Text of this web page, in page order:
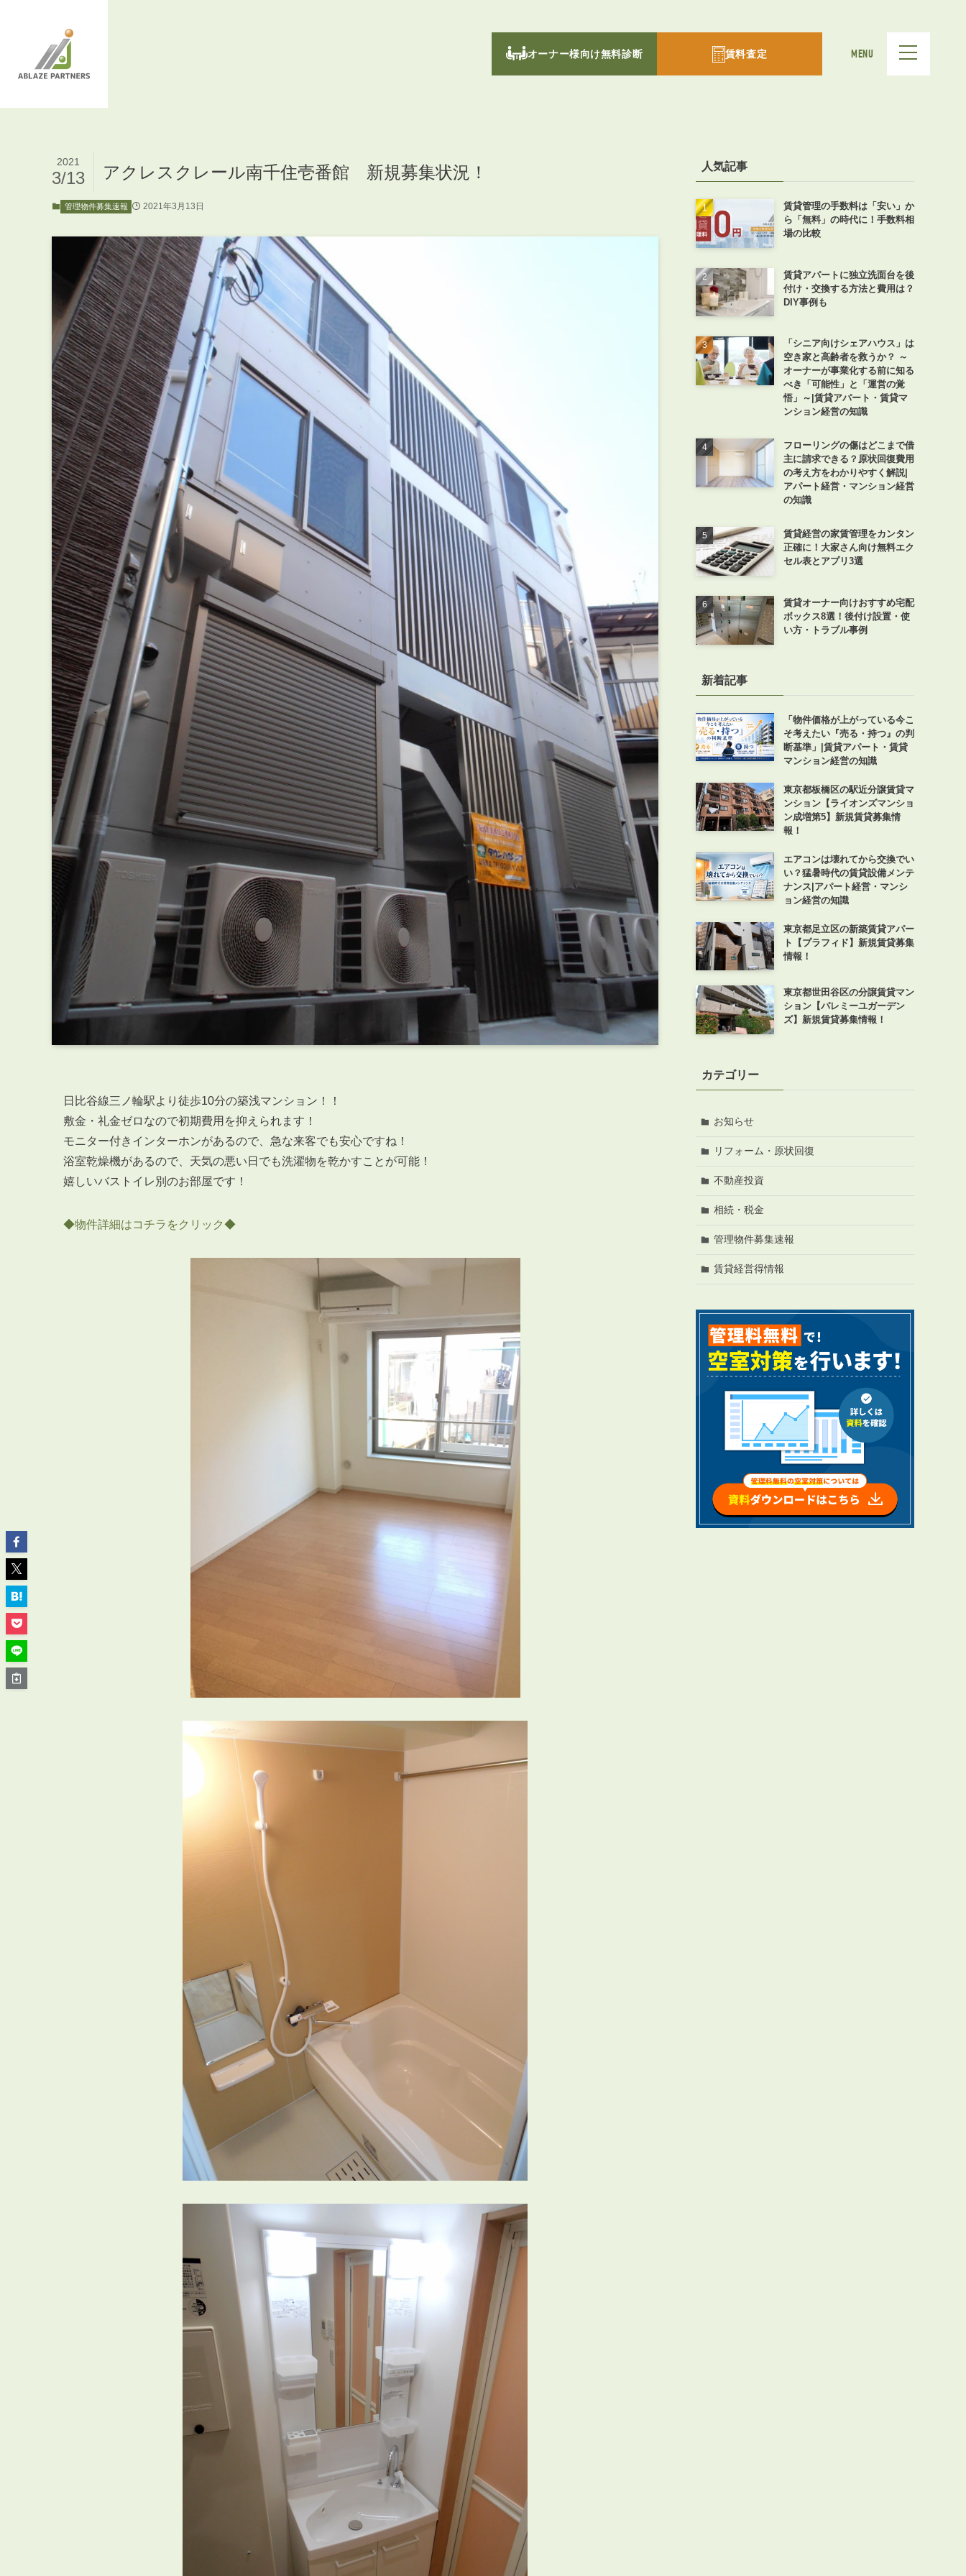
オーナー様向け無料診断 賃料査定 MENU
3POINT 空室解消!3つの自信
自慢の「賃料設定」／マーケティング
仲介会社とのネットワークで情報提供力に自信あり
物件プロモーション＆バリューアップリフォーム
RENTALアブレイズの賃貸管理
管理料無料について
４つの強み
報酬と独自の保証内容
手続きの流れ
賃料査定について
マンションの自主管理について
アパートの大規模修繕について
アパートの監視カメラ設置について
会員登録
賃貸仲介会社様向け物件検索ログイン
仲介業者向け・申込方法
お問い合わせ
03-6262-9556
※音声ガイダンス④を押してください。
【受付時間】10:00~19:00（定休日：水曜日）
アクレスクレール南千住壱番館 新規募集状況！
2021
3/13
管理物件募集速報 2021年3月13日
日比谷線三ノ輪駅より徒歩10分の築浅マンション！！
敷金・礼金ゼロなので初期費用を抑えられます！
モニター付きインターホンがあるので、急な来客でも安心ですね！
浴室乾燥機があるので、天気の悪い日でも洗濯物を乾かすことが可能！
嬉しいバストイレ別のお部屋です！
◆物件詳細はコチラをクリック◆
人気記事
賃貸管理の手数料は「安い」か
ら「無料」の時代に！手数料相
場の比較
賃貸アパートに独立洗面台を後
付け・交換する方法と費用は？
DIY事例も
「シニア向けシェアハウス」は
空き家と高齢者を救うか？ ～
オーナーが事業化する前に知る
べき「可能性」と「運営の覚
悟」～|賃貸アパート・賃貸マ
ンション経営の知識
フローリングの傷はどこまで借
主に請求できる？原状回復費用
の考え方をわかりやすく解説|
アパート経営・マンション経営
の知識
賃貸経営の家賃管理をカンタン
正確に！大家さん向け無料エク
セル表とアプリ3選
賃貸オーナー向けおすすめ宅配
ボックス8選！後付け設置・使
い方・トラブル事例
新着記事
「物件価格が上がっている今こ
そ考えたい『売る・持つ』の判
断基準」|賃貸アパート・賃貸
マンション経営の知識
東京都板橋区の駅近分譲賃貸マ
ンション【ライオンズマンショ
ン成増第5】新規賃貸募集情
報！
エアコンは壊れてから交換でい
い？猛暑時代の賃貸設備メンテ
ナンス|アパート経営・マンシ
ョン経営の知識
東京都足立区の新築賃貸アパー
ト【プラフィド】新規賃貸募集
情報！
東京都世田谷区の分譲賃貸マン
ション【パレミーユガーデン
ズ】新規賃貸募集情報！
カテゴリー
お知らせ
リフォーム・原状回復
不動産投資
相続・税金
管理物件募集速報
賃貸経営得情報